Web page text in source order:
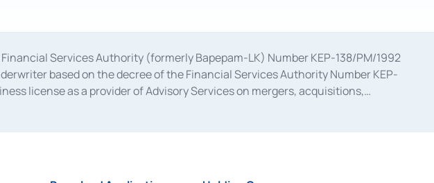
Services Authority (formerly Bapepam-LK) Number KEP-138/PM/1992
based on the decree of the Financial Services Authority Number KEP-
license as a provider of Advisory Services on mergers, acquisitions,
PM.21/2014 dated February 28, 2014, a business license as a provider of